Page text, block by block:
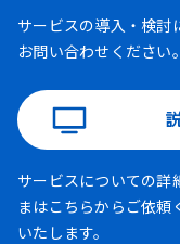
サービスの導入・検討
お問い合わせください。
サービスについての詳
まはこちらからご依
いたします。